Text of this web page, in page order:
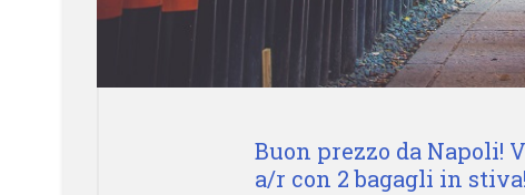
Buon prezzo da Napoli!
a/r con 2 bagagli in stiva!